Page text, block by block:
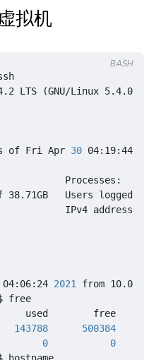
拟机
LTS
(GNU/Linux 5.4.0-72-
of Fri Apr
30 04:19:44 UTC
38.71GB   Users logged
IPv4 address
04:06:24 2021
143788
500384
0
0
BASH